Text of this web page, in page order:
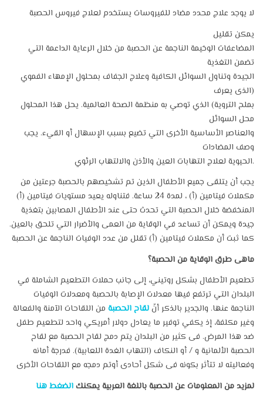
لا يوجد علاج محدد مضاد للفيروسات يستخدم لعلاج فيروس الحصبة
يمكن تقليل
المضاعفات الوخيمة الناجمة عن الحصبة من خلال الرعاية الداعمة التي
تضمن التغذية
الجيدة وتناول السوائل الكافية وعلاج الجفاف بمحلول الإمهاء الفموي
(الذى يعرف
بملح التروية) الذي توصي به منظمة الصحة العالمية. يحل هذا المحلول
محل السوائل
والعناصر الأساسية الأخرى التي تضيع بسبب الإسهال أو القيء. يجب
وصف المضادات
الحيوية لعلاج التهابات العين والأذن والالتهاب الرئوي.
يجب أن يتلقى جميع الأطفال الذين تم تشخيصهم بالحصبة جرعتين من
مكملات فيتامين (أ) ، لمدة 24 ساعة. فتناوله يعيد مستويات فيتامين (أ)
المنخفضة خلال الحصبة التي تحدث حتى عند الأطفال المصابين بتغذية
جيدة ويمكن أن تساعد في الوقاية من العمى والأضرار التي تلحق بالعين.
كما ثبت أن مكملات فيتامين (أ) تقلل من عدد الوفيات الناجمة عن الحصبة
ماهى طرق الوقاية من الحصبة؟
تطعيم الأطفال بشكل روتيني، إلى جانب حملات التطعيم الشاملة في
البلدان التي ترتفع فيها معدلات الإصابة بالحصبة ومعدلات الوفيات
الناجمة عنها. والجدير بالذكر أنّلقاح الحصبة من اللقاحات الآمنة والفعالة
وغير مكلفة، إذ يكفي توفير ما يعادل دولار أمريكي واحد لتطعيم طفل
ضد هذا المرض. فى كثير من البلدان يتم دمج لقاح الحصبة مع لقاح
الحصبة الألمانية و / أو النكاف (التهاب الغدة اللعابية). فدرجة أمانه
وفعاليته لا تتأثر بكونه فى شكل أحادى أوتم دمجه مع اللقاحات الأخرى
لمزيد من المعلومات عن الحصبة باللغة العربية يمكنكالضغط هنا